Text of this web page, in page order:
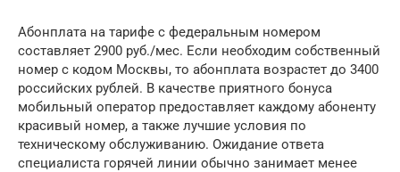
Абонплата на тарифе с федеральным номером
составляет 2900 руб./мес. Если необходим собственный
номер с кодом Москвы, то абонплата возрастет до 3400
российских рублей. В качестве приятного бонуса
мобильный оператор предоставляет каждому абоненту
красивый номер, а также лучшие условия по
техническому обслуживанию. Ожидание ответа
специалиста горячей линии обычно занимает менее